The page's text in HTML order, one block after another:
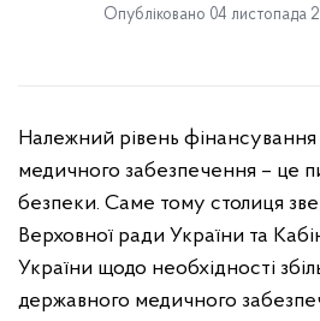
Опубліковано 04 листопада
Належний рівень
медичного забезпечення – це
безпеки. Саме тому столиця
Верховної ради України та
України щодо необхідності
державного медичного